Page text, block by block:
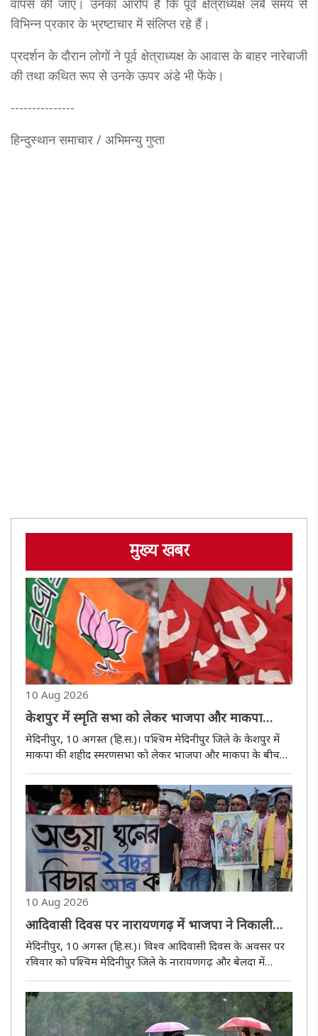
विभिन्न प्रकार के भ्रष्टाचार में संलिप्त रहे हैं।
प्रदर्शन के दौरान लोगों ने पूर्व क्षेत्राध्यक्ष के आवास के बाहर नारेबाजी
की तथा कथित रूप से उनके ऊपर अंडे भी फेंके।
---------------
हिन्दुस्थान समाचार / अभिमन्यु गुप्ता
मुख्य खबर
10 Aug 2026
केशपुर में स्मृति सभा को लेकर भाजपा और माकपा
आमने-सामने
मेदिनीपुर, 10 अगस्त (हि.स.)। पश्चिम मेदिनीपुर जिले के केशपुर में
माकपा की शहीद स्मरणसभा को लेकर भाजपा और माकपा के बीच
है कि शहीद स्मरणसभा में लोगों की भीड़ रोकने के लिए भाजपा गांव-
गांव ..
10 Aug 2026
आदिवासी दिवस पर नारायणगढ़ में भाजपा ने निकाली
पदयात्रा
मेदिनीपुर, 10 अगस्त (हि.स.)। विश्व आदिवासी दिवस के अवसर पर
रविवार को पश्चिम मेदिनीपुर जिले के नारायणगढ़ और बेलदा में
ओर से आदिवासी समाज के स्वतंत्रता संग्राम में योगदान को याद करते
हुए पदयात्र..